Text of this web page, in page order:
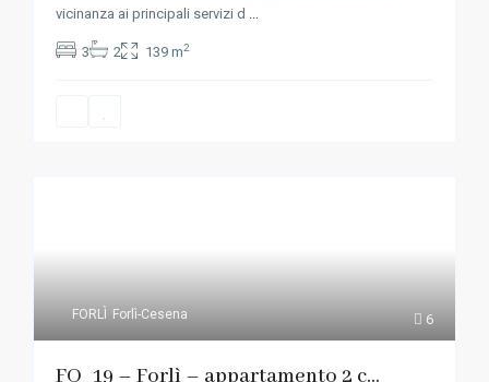
vicinanza ai principali servizi d
3 2 139 m2
6
FORLÌ Forlì-Cesena
FO_19 – Forlì – appartamento 2 c...